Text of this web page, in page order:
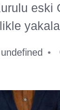
eski
undefined